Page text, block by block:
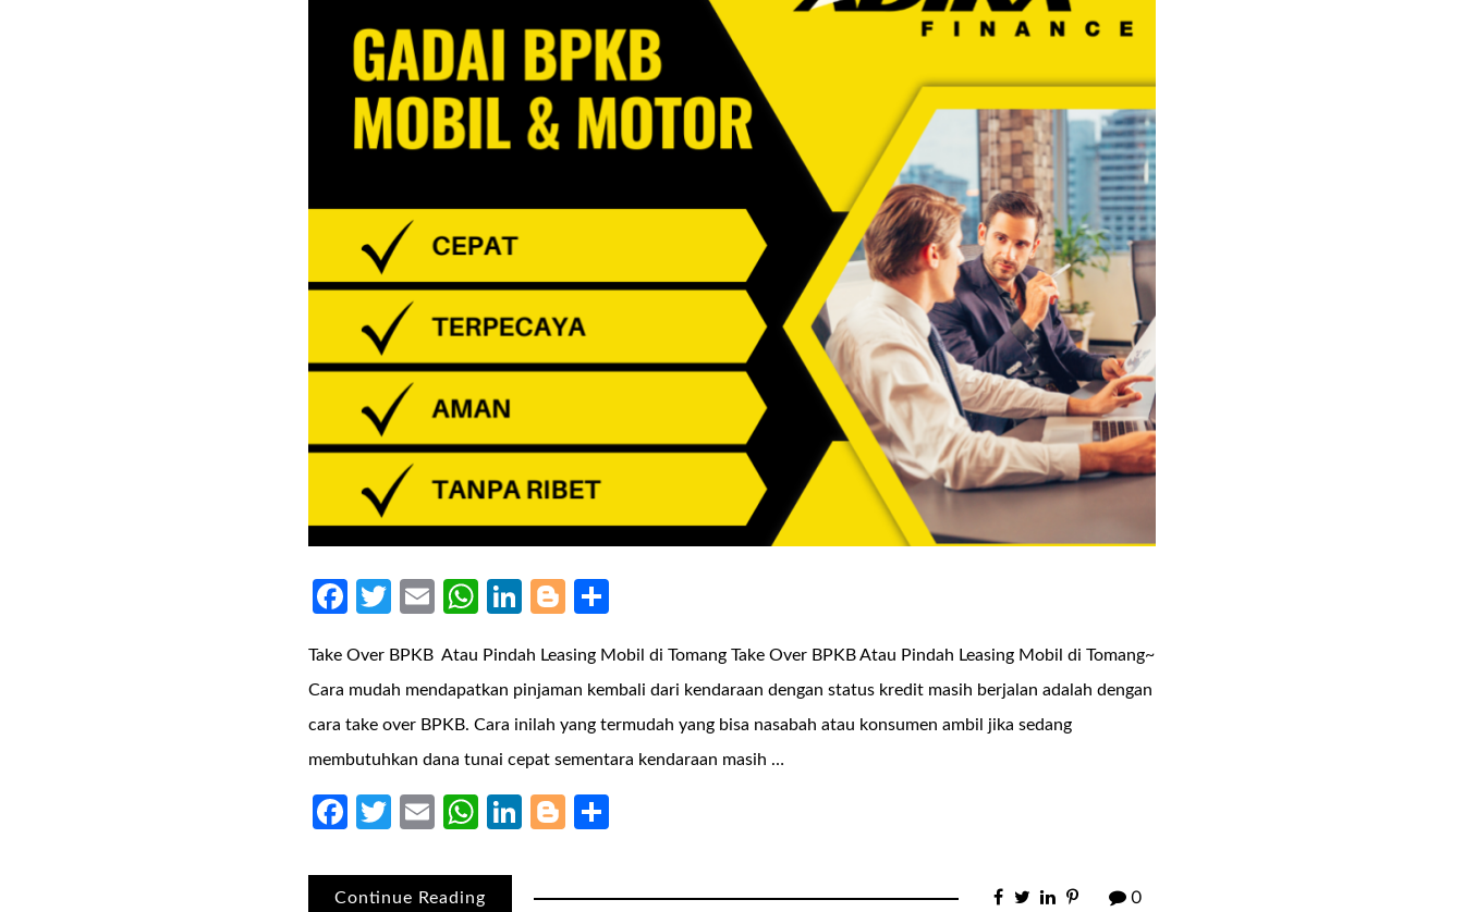
Facebook
Twitter
EmailWhatsApp
LinkedIn
Blogger
Take Over BPKB Atau Pindah Leasing Mobil di Tomang Take Over BPKB Atau Pindah Leasing Mobil di Tomang~
Cara mudah mendapatkan pinjaman kembali dari kendaraan dengan status kredit masih berjalan adalah dengan
cara take over BPKB. Cara inilah yang termudah yang bisa nasabah atau konsumen ambil jika sedang
membutuhkan dana tunai cepat sementara kendaraan masih …
Facebook
Twitter
EmailWhatsApp
LinkedIn
Blogger
Continue Reading 0